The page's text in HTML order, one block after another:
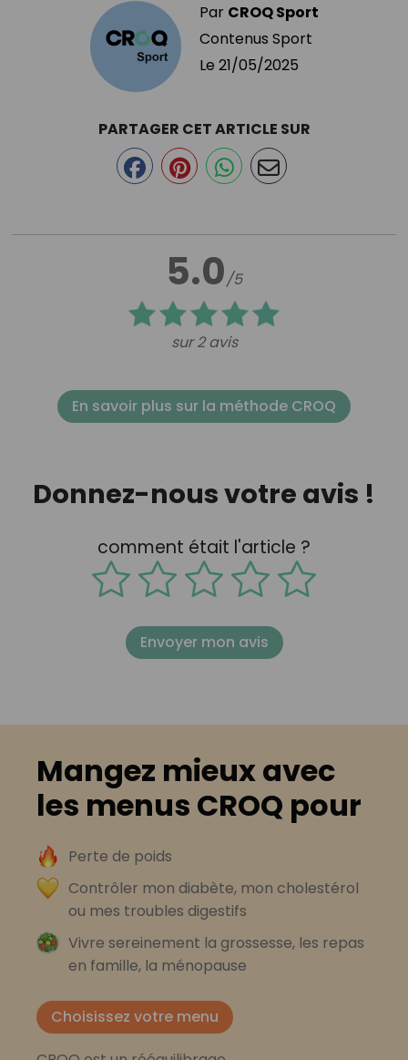
Par CROQ Sport
Contenus Sport
Le 21/05/2025
5.0/5
sur 2 avis
PARTAGER CET ARTICLE SUR
En savoir plus sur la méthode CROQ
Donnez-nous votre avis !
comment était l'article ?
Envoyer mon avis
Mangez mieux avec
les menus CROQ pour
Perte de poids
Contrôler mon diabète, mon cholestérol
ou mes troubles digestifs
Vivre sereinement la grossesse, les repas
en famille, la ménopause
Choisissez votre menu